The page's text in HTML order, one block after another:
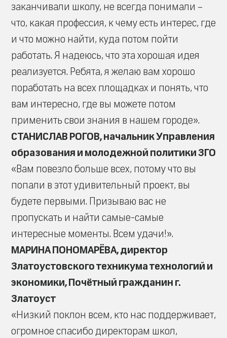
заканчивали школу, не всегда понимали –
что, какая профессия, к чему есть интерес, где
и что можно найти, куда потом пойти
работать. Я надеюсь, что эта хорошая идея
реализуется. Ребята, я желаю вам хорошо
поработать на всех площадках и понять, что
вам интересно, где вы можете потом
применить свои знания в нашем городе».
СТАНИСЛАВ РОГОВ, начальник Управления
образования и молодежной политики ЗГО
«Вам повезло больше всех, потому что вы
попали в этот удивительный проект, вы
будете первыми. Призываю вас не
пропускать и найти самые-самые
интересные моменты. Всем удачи!».
МАРИНА ПОНОМАРЁВА, директор
Златоустовского техникума технологий и
экономики, Почётный гражданин г.
Златоуст
«Низкий поклон всем, кто нас поддерживает,
огромное спасибо директорам школ,